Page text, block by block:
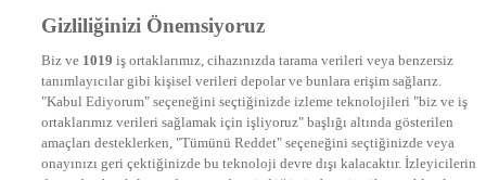
DYG Televizyonlar
STAR
EURO STAR
KRAL POP TV
DYG Radyolar
NTV RADYO
KRAL FM
Gizliliğinizi Önemsiyoruz
Biz ve 1019 iş ortaklarımız, cihazınızda tarama verileri veya benzersiz
tanımlayıcılar gibi kişisel verileri depolar ve bunlara erişim sağlarız.
"Kabul Ediyorum" seçeneğini seçtiğinizde izleme teknolojileri "biz ve iş
ortaklarımız verileri sağlamak için işliyoruz" başlığı altında gösterilen
amaçları desteklerken, "Tümünü Reddet" seçeneğini seçtiğinizde veya
onayınızı geri çektiğinizde bu teknoloji devre dışı kalacaktır. İzleyicilerin